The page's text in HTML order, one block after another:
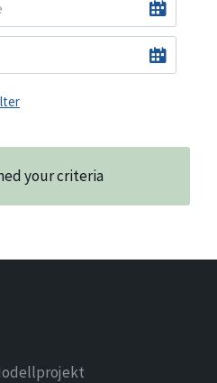
your criteria